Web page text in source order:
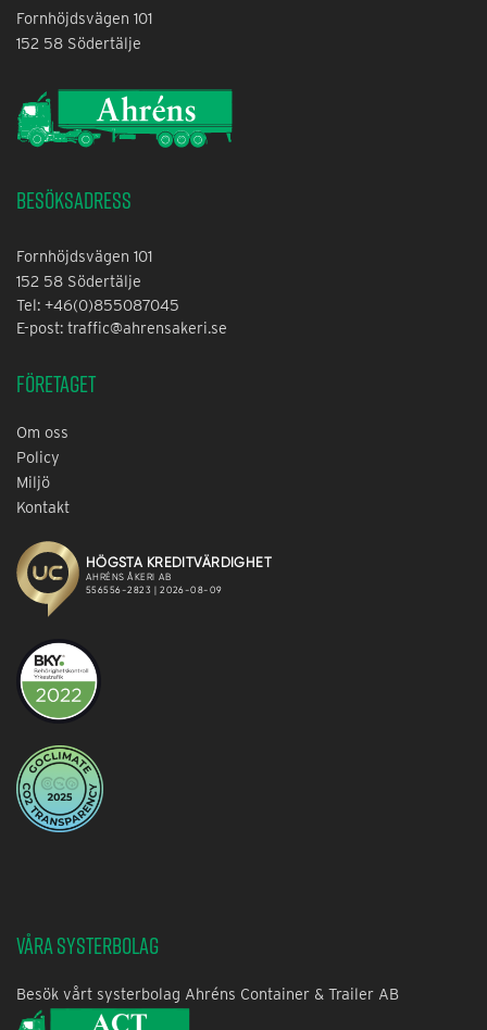
Fornhöjdsvägen 101
152 58 Södertälje
Besöksadress
Fornhöjdsvägen 101
152 58 Södertälje
Tel: +46(0)855087045
E-post: traffic@ahrensakeri.se
Företaget
Om oss
Policy
Miljö
Kontakt
Våra systerbolag
Besök vårt systerbolag Ahréns Container & Trailer AB